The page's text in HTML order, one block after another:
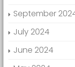
September
July 2024
June 2024